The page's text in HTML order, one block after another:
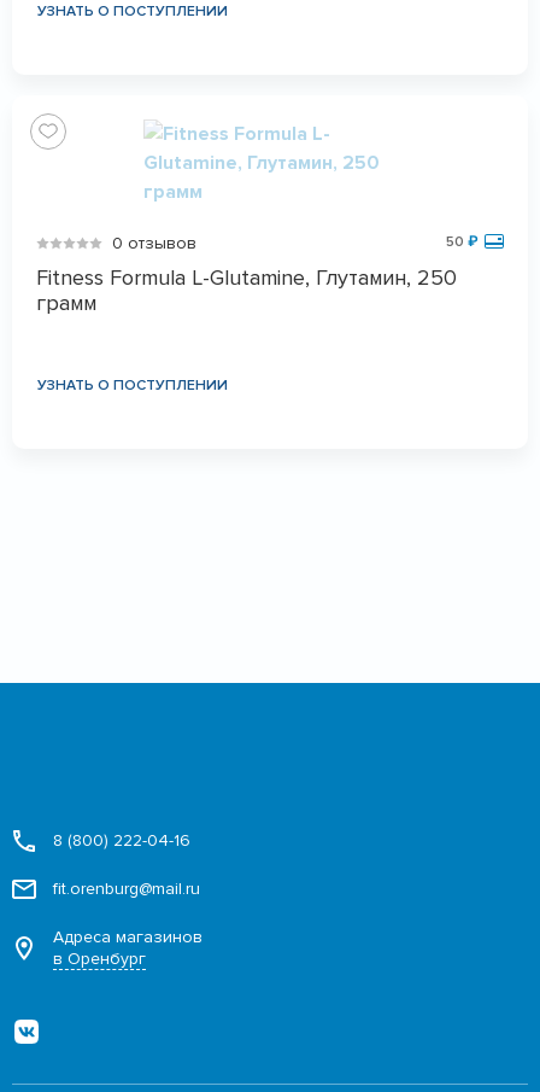
УЗНАТЬ О ПОСТУПЛЕНИИ
0 отзывов 50 ₽
Fitness Formula L-Glutamine, Глутамин, 250
грамм
УЗНАТЬ О ПОСТУПЛЕНИИ
8 (800) 222-04-16
fit.orenburg@mail.ru
Адреса магазинов
в Оренбург